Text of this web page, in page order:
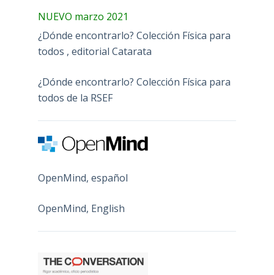
NUEVO marzo 2021
¿Dónde encontrarlo? Colección Física para
todos , editorial Catarata
¿Dónde encontrarlo? Colección Física para
todos de la RSEF
OpenMind, español
OpenMind, English